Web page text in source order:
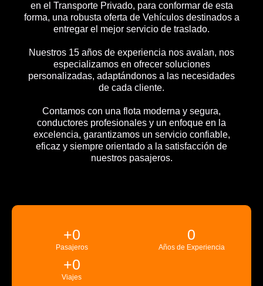
en el Transporte Privado, para conformar de esta
forma, una robusta oferta de Vehículos destinados a
entregar el mejor servicio de traslado.
Nuestros 15 años de experiencia nos avalan, nos
especializamos en ofrecer soluciones
personalizadas, adaptándonos a las necesidades
de cada cliente.
Contamos con una flota moderna y segura,
conductores profesionales y un enfoque en la
excelencia, garantizamos un servicio confiable,
eficaz y siempre orientado a la satisfacción de
nuestros pasajeros.
Pasajeros
+0
Años de Experiencia
0
Viajes
+0